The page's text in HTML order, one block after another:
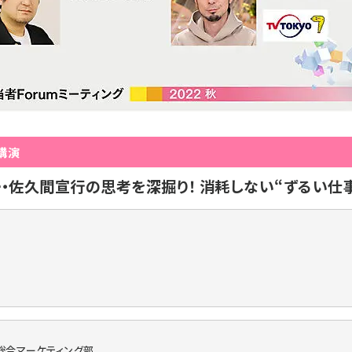
演
佐久間宣行の思考を深掘り！ 消耗しない“ずるい仕